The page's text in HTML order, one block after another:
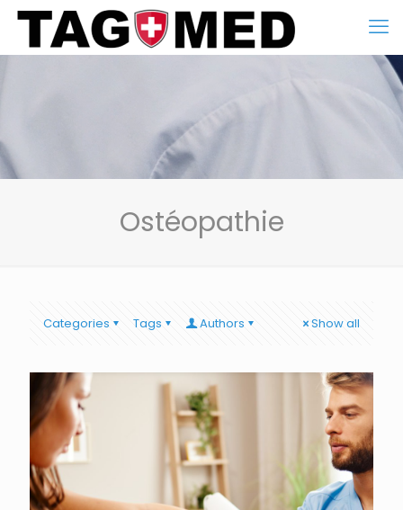
Ostéopathie
Categories Tags Authors Show all